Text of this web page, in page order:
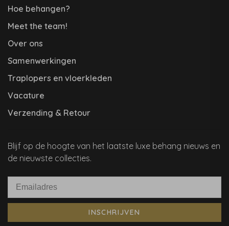
Hoe behangen?
Meet the team!
Over ons
Samenwerkingen
Traplopers en vloerkleden
Vacature
Verzending & Retour
Blijf op de hoogte van het laatste luxe behang nieuws en
de nieuwste collecties.
INSCHRIJVEN